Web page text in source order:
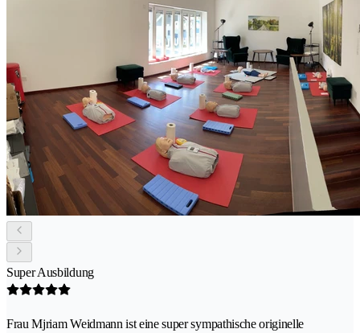
Super Ausbildung
Frau Mjriam Weidmann ist eine super sympathische originelle